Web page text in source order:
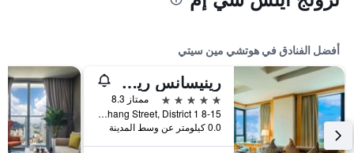
أفضل الفنادق في هوتشي مين سيتي
رينيسانس ريفرسايد هوتل سايجون
5 نجوم
ممتاز 8.3
8-15 Ton Duc Thang Street, District 1, هوتشي مين سيتي, فيتنام
0.0 كيلومتر عن وسط المدينة